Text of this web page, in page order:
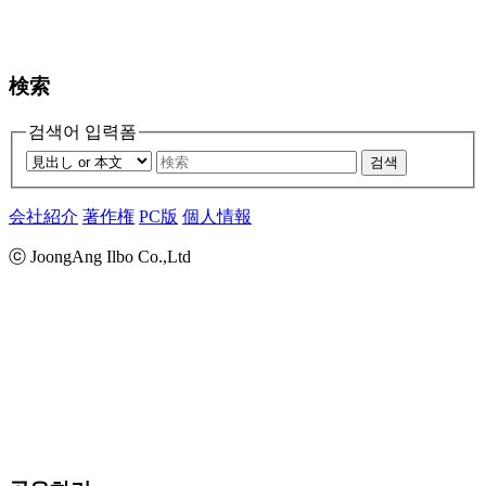
検索
검색어 입력폼
검색
会社紹介 著作権 PC版 個人情報
ⓒ JoongAng Ilbo Co.,Ltd